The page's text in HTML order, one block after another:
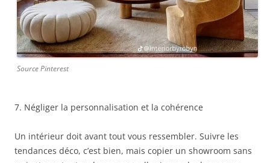
Source Pinterest
7. Négliger la personnalisation et la cohérence
Un intérieur doit avant tout vous ressembler. Suivre les
tendances déco, c’est bien, mais copier un showroom sans